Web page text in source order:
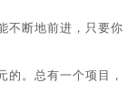
不断地前进，只要你
的。总有一个项目，